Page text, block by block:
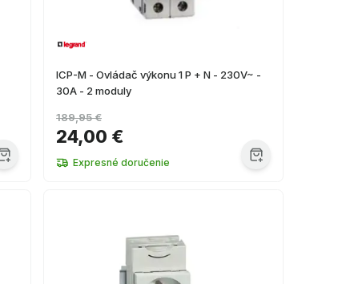
ICP-M - Ovládač výkonu 1 P + N - 230V~ -
30A - 2 moduly
24,00 €
189,95 €
Expresné doručenie